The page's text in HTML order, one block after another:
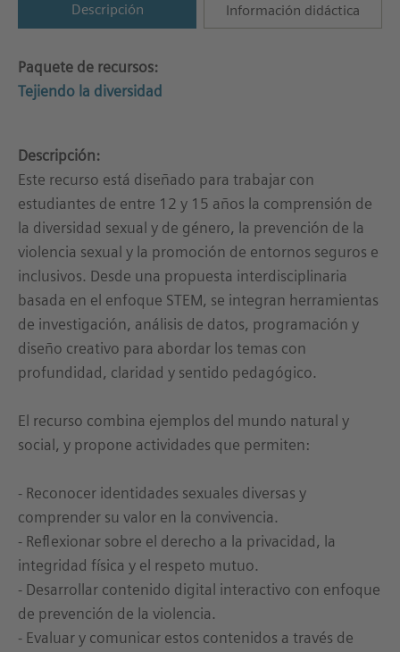
Descripción Información didáctica
Paquete de recursos:
Tejiendo la diversidad
Descripción:
Este recurso está diseñado para trabajar con
estudiantes de entre 12 y 15 años la comprensión de
la diversidad sexual y de género, la prevención de la
violencia sexual y la promoción de entornos seguros e
inclusivos. Desde una propuesta interdisciplinaria
basada en el enfoque STEM, se integran herramientas
de investigación, análisis de datos, programación y
diseño creativo para abordar los temas con
profundidad, claridad y sentido pedagógico.
El recurso combina ejemplos del mundo natural y
social, y propone actividades que permiten:
- Reconocer identidades sexuales diversas y
comprender su valor en la convivencia.
- Reflexionar sobre el derecho a la privacidad, la
integridad física y el respeto mutuo.
- Desarrollar contenido digital interactivo con enfoque
de prevención de la violencia.
- Evaluar y comunicar estos contenidos a través de